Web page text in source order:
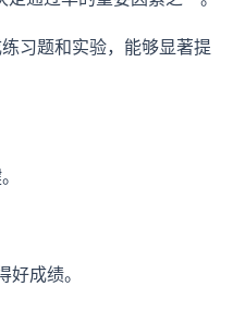
习题和实验，能够显著提
成绩。